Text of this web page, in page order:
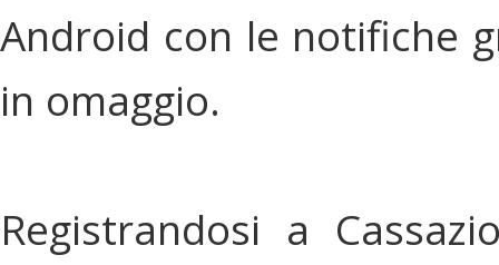
Android con le notifiche
in omaggio.
Registrandosi a